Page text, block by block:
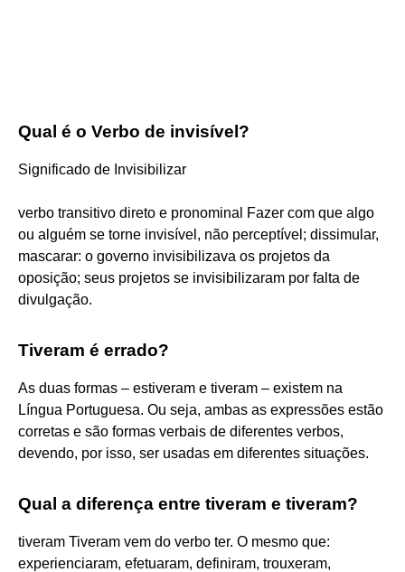
Qual é o Verbo de invisível?
Significado de Invisibilizar
verbo transitivo direto e pronominal Fazer com que algo
ou alguém se torne invisível, não perceptível; dissimular,
mascarar: o governo invisibilizava os projetos da
oposição; seus projetos se invisibilizaram por falta de
divulgação.
Tiveram é errado?
As duas formas – estiveram e tiveram – existem na
Língua Portuguesa. Ou seja, ambas as expressões estão
corretas e são formas verbais de diferentes verbos,
devendo, por isso, ser usadas em diferentes situações.
Qual a diferença entre tiveram e tiveram?
tiveram Tiveram vem do verbo ter. O mesmo que:
experienciaram, efetuaram, definiram, trouxeram,